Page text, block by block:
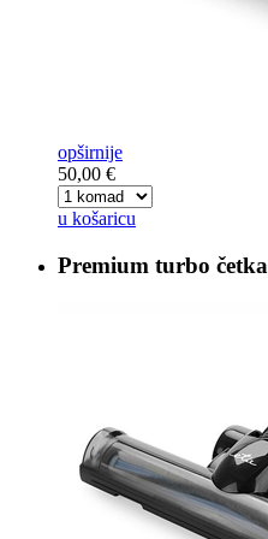
opširnije
50,00 €
u košaricu
Premium turbo četka